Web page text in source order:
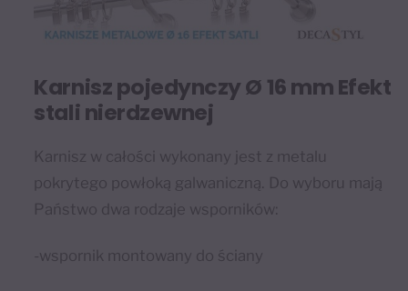
Karnisz pojedynczy Ø 16 mm Efekt
stali nierdzewnej
Karnisz w całości wykonany jest z metalu
pokrytego powłoką galwaniczną. Do wyboru mają
Państwo dwa rodzaje wsporników:
-wspornik montowany do ściany